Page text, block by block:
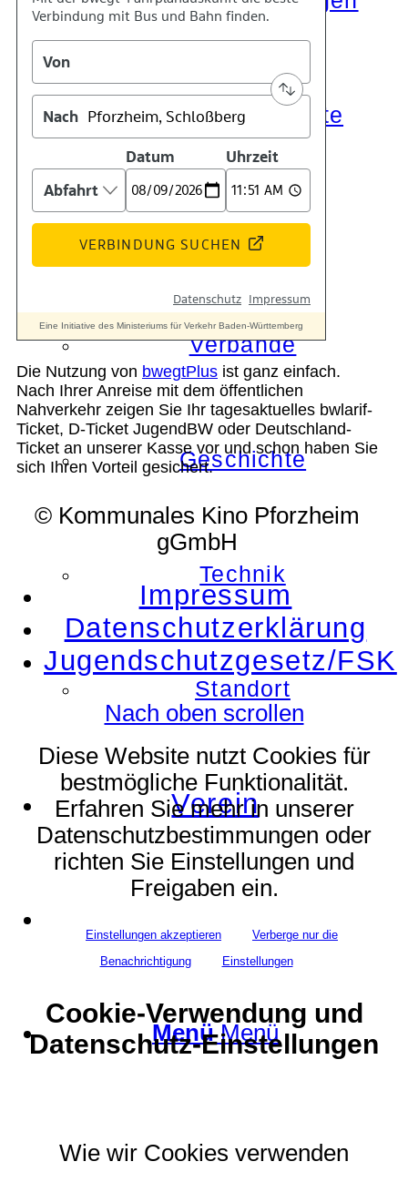
Tätigkeitsberichte
Kooperationen
Verbände
Geschichte
Technik
Standort
Verein
Menü Menü
Die Nutzung von bwegtPlus ist ganz einfach.
Nach Ihrer Anreise mit dem öffentlichen
Nahverkehr zeigen Sie Ihr tagesaktuelles bwlarif-
Ticket, D-Ticket JugendBW oder Deutschland-
Ticket an unserer Kasse vor und schon haben Sie
sich Ihren Vorteil gesichert.
© Kommunales Kino Pforzheim
gGmbH
Impressum
Datenschutzerklärung
Jugendschutzgesetz/FSK
Nach oben scrollen
Diese Website nutzt Cookies für
bestmögliche Funktionalität.
Erfahren Sie mehr in unserer
Datenschutzbestimmungen oder
richten Sie Einstellungen und
Freigaben ein.
Einstellungen akzeptieren
Verberge nur die
Benachrichtigung
Einstellungen
Cookie-Verwendung und
Datenschutz-Einstellungen
Wie wir Cookies verwenden